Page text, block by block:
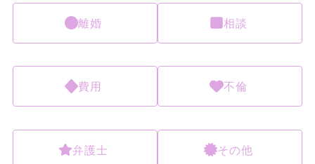
離婚 相談
費用 不倫
弁護士 その他